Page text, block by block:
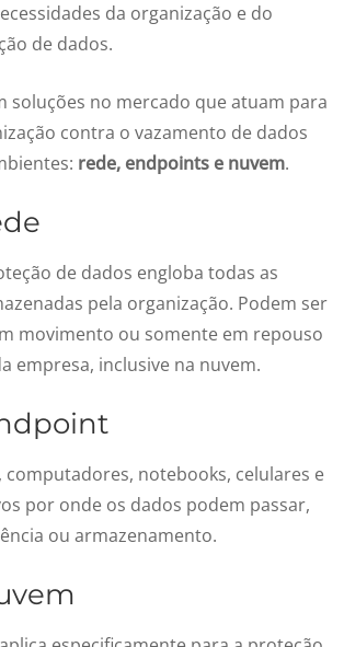
da organização e do
de dados.
soluções no mercado que atuam para
contra o vazamento de dados
rede, endpoints e nuvem.
de dados engloba todas as
pela organização. Podem ser
movimento ou somente em repouso
empresa, inclusive na nuvem.
computadores, notebooks, celulares e
por onde os dados podem passar,
ou armazenamento.